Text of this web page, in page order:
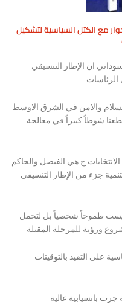
مع الكتل السياسية لتشكيل
ان الإطار التنسيقي
والامن في الشرق الاوسط
شوطاً كبيراً في معالجة
ج هي الفيصل والحاكم
جزء من الإطار التنسيقي
ليست طموحاً شخصياً بل لتحمل
على التقيد بالتوقيتات